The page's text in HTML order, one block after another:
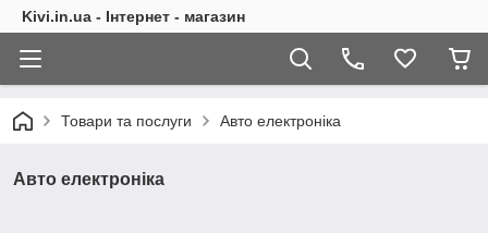
Kivi.in.ua - Інтернет - магазин
Товари та послуги Авто електроніка
Авто електроніка